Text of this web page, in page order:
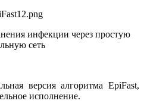
инфекции через простую
сеть
версия алгоритма EpiFast,
исполнение.